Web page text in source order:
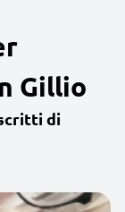
Gillio
di